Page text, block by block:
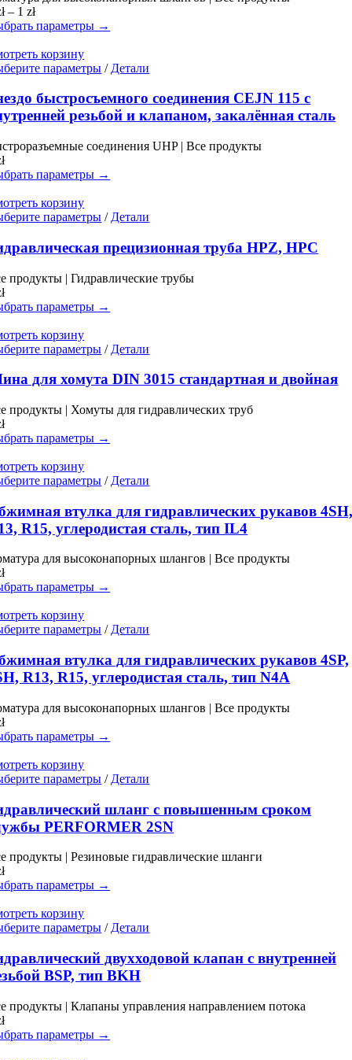
Опции
выбрать
странице
товара.
– 1złДиапазон
цен:
–
1 zł
параметры →
корзину
параметры Этот
имеет
несколько
вариаций.
можно
на
/ Детали
быстросъемного соединения CEJN 115 с
резьбой и клапаном, закалённая сталь
соединения UHP | Все продукты
параметры →
корзину
параметры Этот
имеет
несколько
Опции
выбрать
странице
товара.
/ Детали
прецизионная труба HPZ, HPC
продукты | Гидравлические трубы
параметры →
корзину
параметры Этот
имеет
вариаций.
Опции
выбрать
странице
товара.
/ Детали
для хомута DIN 3015 стандартная и двойная
продукты | Хомуты для гидравлических труб
параметры →
корзину
параметры Этот
имеет
несколько
вариаций.
можно
на
/ Детали
втулка для гидравлических рукавов
R15, углеродистая сталь, тип IL4
для высоконапорных шлангов | Все продукты
параметры →
корзину
параметры Этот
имеет
несколько
вариаций.
можно
на
/ Детали
втулка для гидравлических рукавов 4SP,
R13, R15, углеродистая сталь, тип N4A
для высоконапорных шлангов | Все продукты
параметры →
корзину
параметры Этот
имеет
несколько
вариаций.
можно
на
/ Детали
шланг с повышенным сроком
PERFORMER 2SN
продукты | Резиновые гидравлические шланги
параметры →
корзину
параметры Этот
имеет
несколько
вариаций.
можно
на
/ Детали
двухходовой клапан с внутренней
BSP, тип BKH
продукты | Клапаны управления направлением потока
параметры →